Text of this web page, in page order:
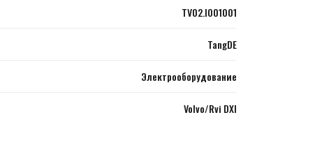
TV02.I001001
TangDE
Электрооборудование
Volvo/Rvi DXI